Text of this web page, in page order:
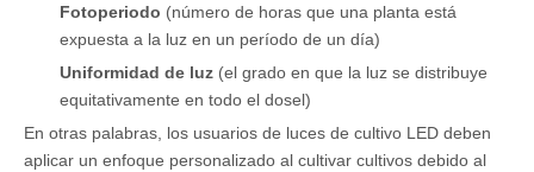
Fotoperiodo (número de horas que una planta está
expuesta a la luz en un período de un día)
Uniformidad de luz (el grado en que la luz se distribuye
equitativamente en todo el dosel)
En otras palabras, los usuarios de luces de cultivo LED deben
aplicar un enfoque personalizado al cultivar cultivos debido al